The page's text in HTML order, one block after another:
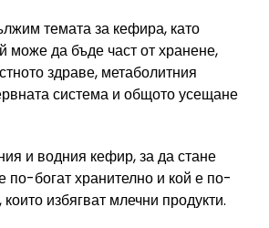
темата за кефира, като
може да бъде част от хранене,
здраве, метаболитния
система и общото усещане
и водния кефир, за да стане
по-богат хранително и кой е по-
избягват млечни продукти.